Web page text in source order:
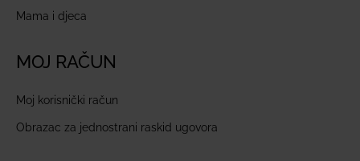
Mama i djeca
MOJ RAČUN
Moj korisnički račun
Obrazac za jednostrani raskid ugovora